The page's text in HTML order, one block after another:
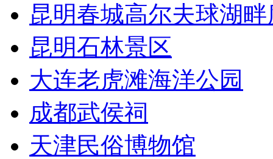
昆明春城高尔夫球湖
昆明石林景区
大连老虎滩海洋公园
成都武侯祠
天津民俗博物馆